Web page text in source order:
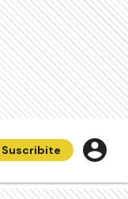
Suscribite